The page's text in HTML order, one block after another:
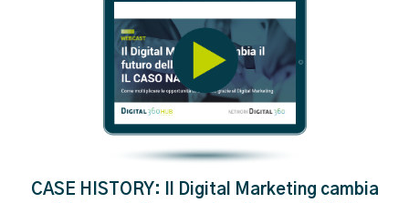
CASE HISTORY: Il Digital Marketing cambia